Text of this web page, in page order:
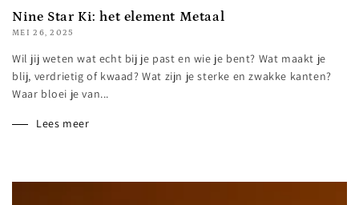
Nine Star Ki: het element Metaal
MEI 26, 2025
Wil jij weten wat echt bij je past en wie je bent? Wat maakt je
blij, verdrietig of kwaad? Wat zijn je sterke en zwakke kanten?
Waar bloei je van...
Lees meer